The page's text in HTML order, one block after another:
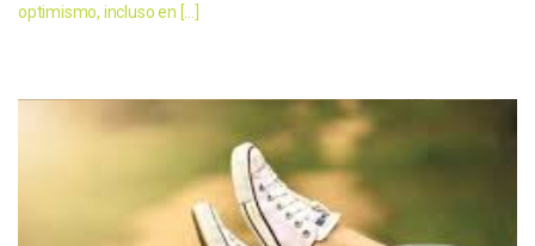
optimismo, incluso en […]